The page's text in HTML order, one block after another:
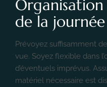
de la journée
Prévoyez suffisamment
vue. Soyez flexible dans
d’éventuels imprévus.
matériel nécessaire est